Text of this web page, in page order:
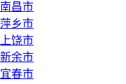
南昌市
萍乡市
上饶市
新余市
宜春市